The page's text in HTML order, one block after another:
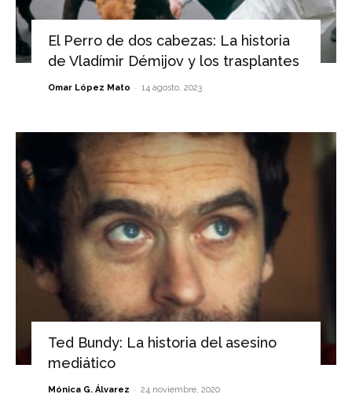
El Perro de dos cabezas: La historia
de Vladímir Démijov y los trasplantes
Omar López Mato - 14 agosto, 2023
Ted Bundy: La historia del asesino
mediático
Mónica G. Álvarez - 24 noviembre, 2020